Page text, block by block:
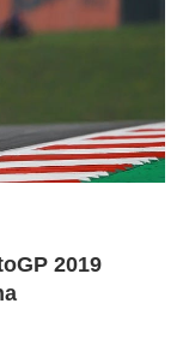
2019